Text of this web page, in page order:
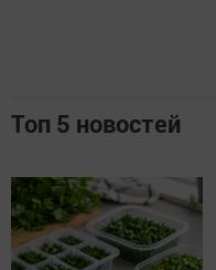
Топ 5 новостей